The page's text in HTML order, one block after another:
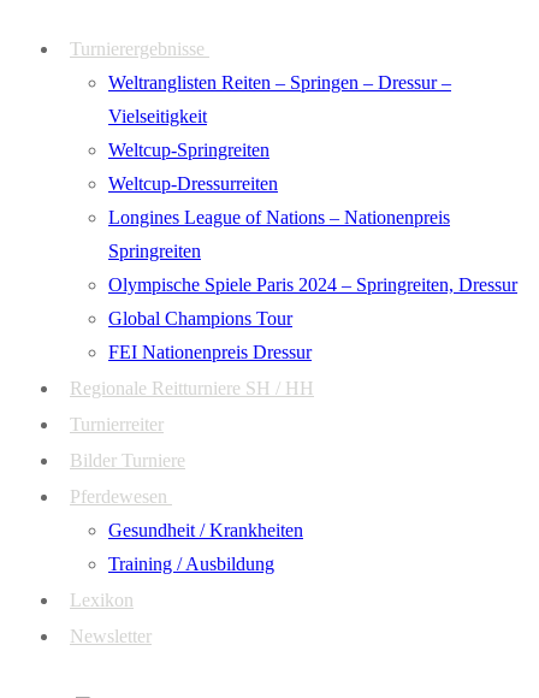
Turnierergebnisse
Weltranglisten Reiten – Springen – Dressur –
Vielseitigkeit
Weltcup-Springreiten
Weltcup-Dressurreiten
Longines League of Nations – Nationenpreis
Springreiten
Olympische Spiele Paris 2024 – Springreiten, Dressur
Global Champions Tour
FEI Nationenpreis Dressur
Regionale Reitturniere SH / HH
Turnierreiter
Bilder Turniere
Pferdewesen
Gesundheit / Krankheiten
Training / Ausbildung
Lexikon
Newsletter